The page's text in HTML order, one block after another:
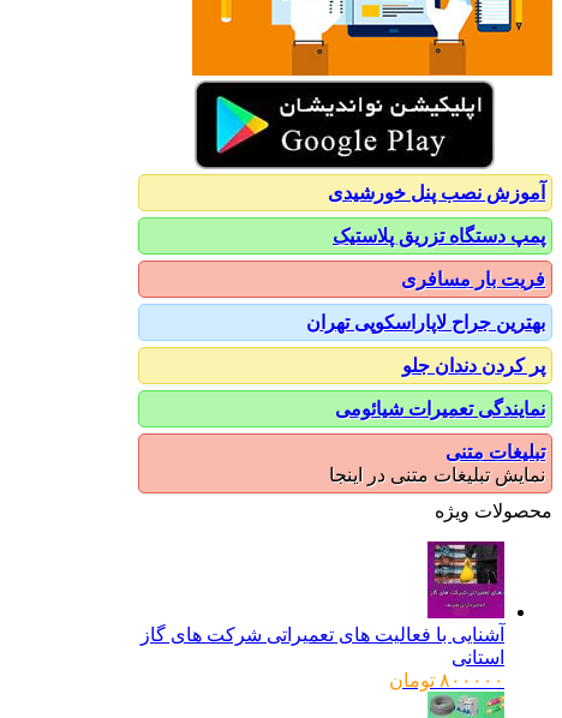
آموزش نصب پنل خورشیدی
پمپ دستگاه تزریق پلاستیک
فریت بار مسافری
بهترین جراح لاپاراسکوپی تهران
پر کردن دندان جلو
نمایندگی تعمیرات شیائومی
تبلیغات متنی
نمایش تبلیغات متنی در اینجا
محصولات ویژه
آشنایی با فعالیت های تعمیراتی شرکت های گاز
استانی
۸۰۰۰۰۰ تومان